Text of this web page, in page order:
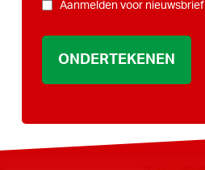
NIEUWSBRIEF
Aanmelden voor nieuwsbrief